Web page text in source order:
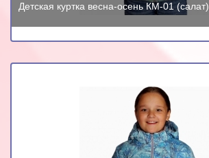
Детская куртка весна-осень КМ-01 (салат)